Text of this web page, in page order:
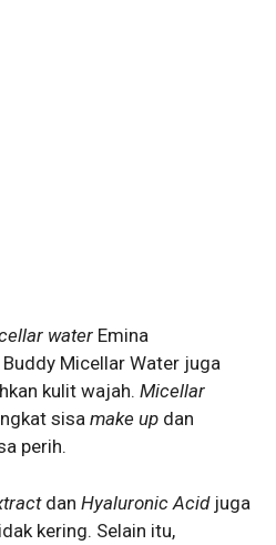
water Emina
Micellar Water juga
kulit wajah. Micellar
sisa make up dan
perih.
dan Hyaluronic Acidjuga
kering. Selain itu,